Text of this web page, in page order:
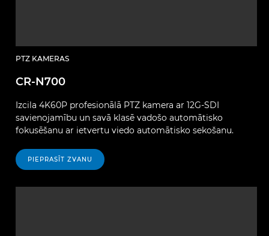
PTZ KAMERAS
CR-N700
Izcila 4K60P profesionālā PTZ kamera ar 12G-SDI
savienojamību un savā klasē vadošo automātisko
fokusēšanu ar ietvertu viedo automātisko sekošanu.
PIEPRASĪT ZVANU